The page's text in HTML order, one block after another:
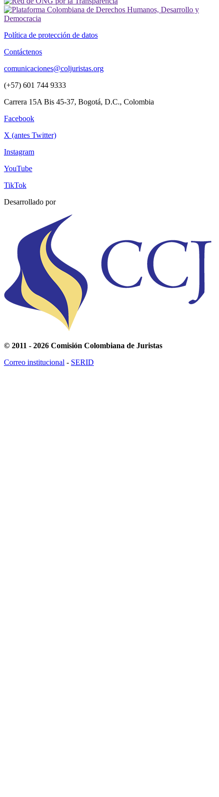
Política de protección de datos
Contáctenos
comunicaciones@coljuristas.org
(+57) 601 744 9333
Carrera 15A Bis 45-37, Bogotá, D.C., Colombia
Facebook
X (antes Twitter)
Instagram
YouTube
TikTok
Desarrollado por
© 2011 - 2026 Comisión Colombiana de Juristas
Correo institucional - SERID